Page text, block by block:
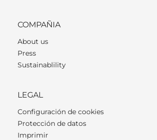
COMPAÑIA
About us
Press
Sustainablility
LEGAL
Configuración de cookies
Protección de datos
Imprimir